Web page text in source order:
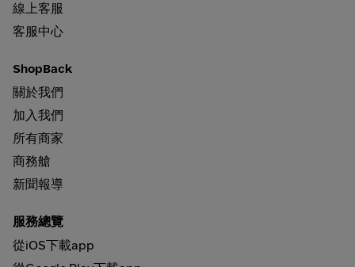
線上客服
客服中心
ShopBack
關於我們
加入我們
所有商家
商務艙
新聞報導
服務總覽
從iOS下載app